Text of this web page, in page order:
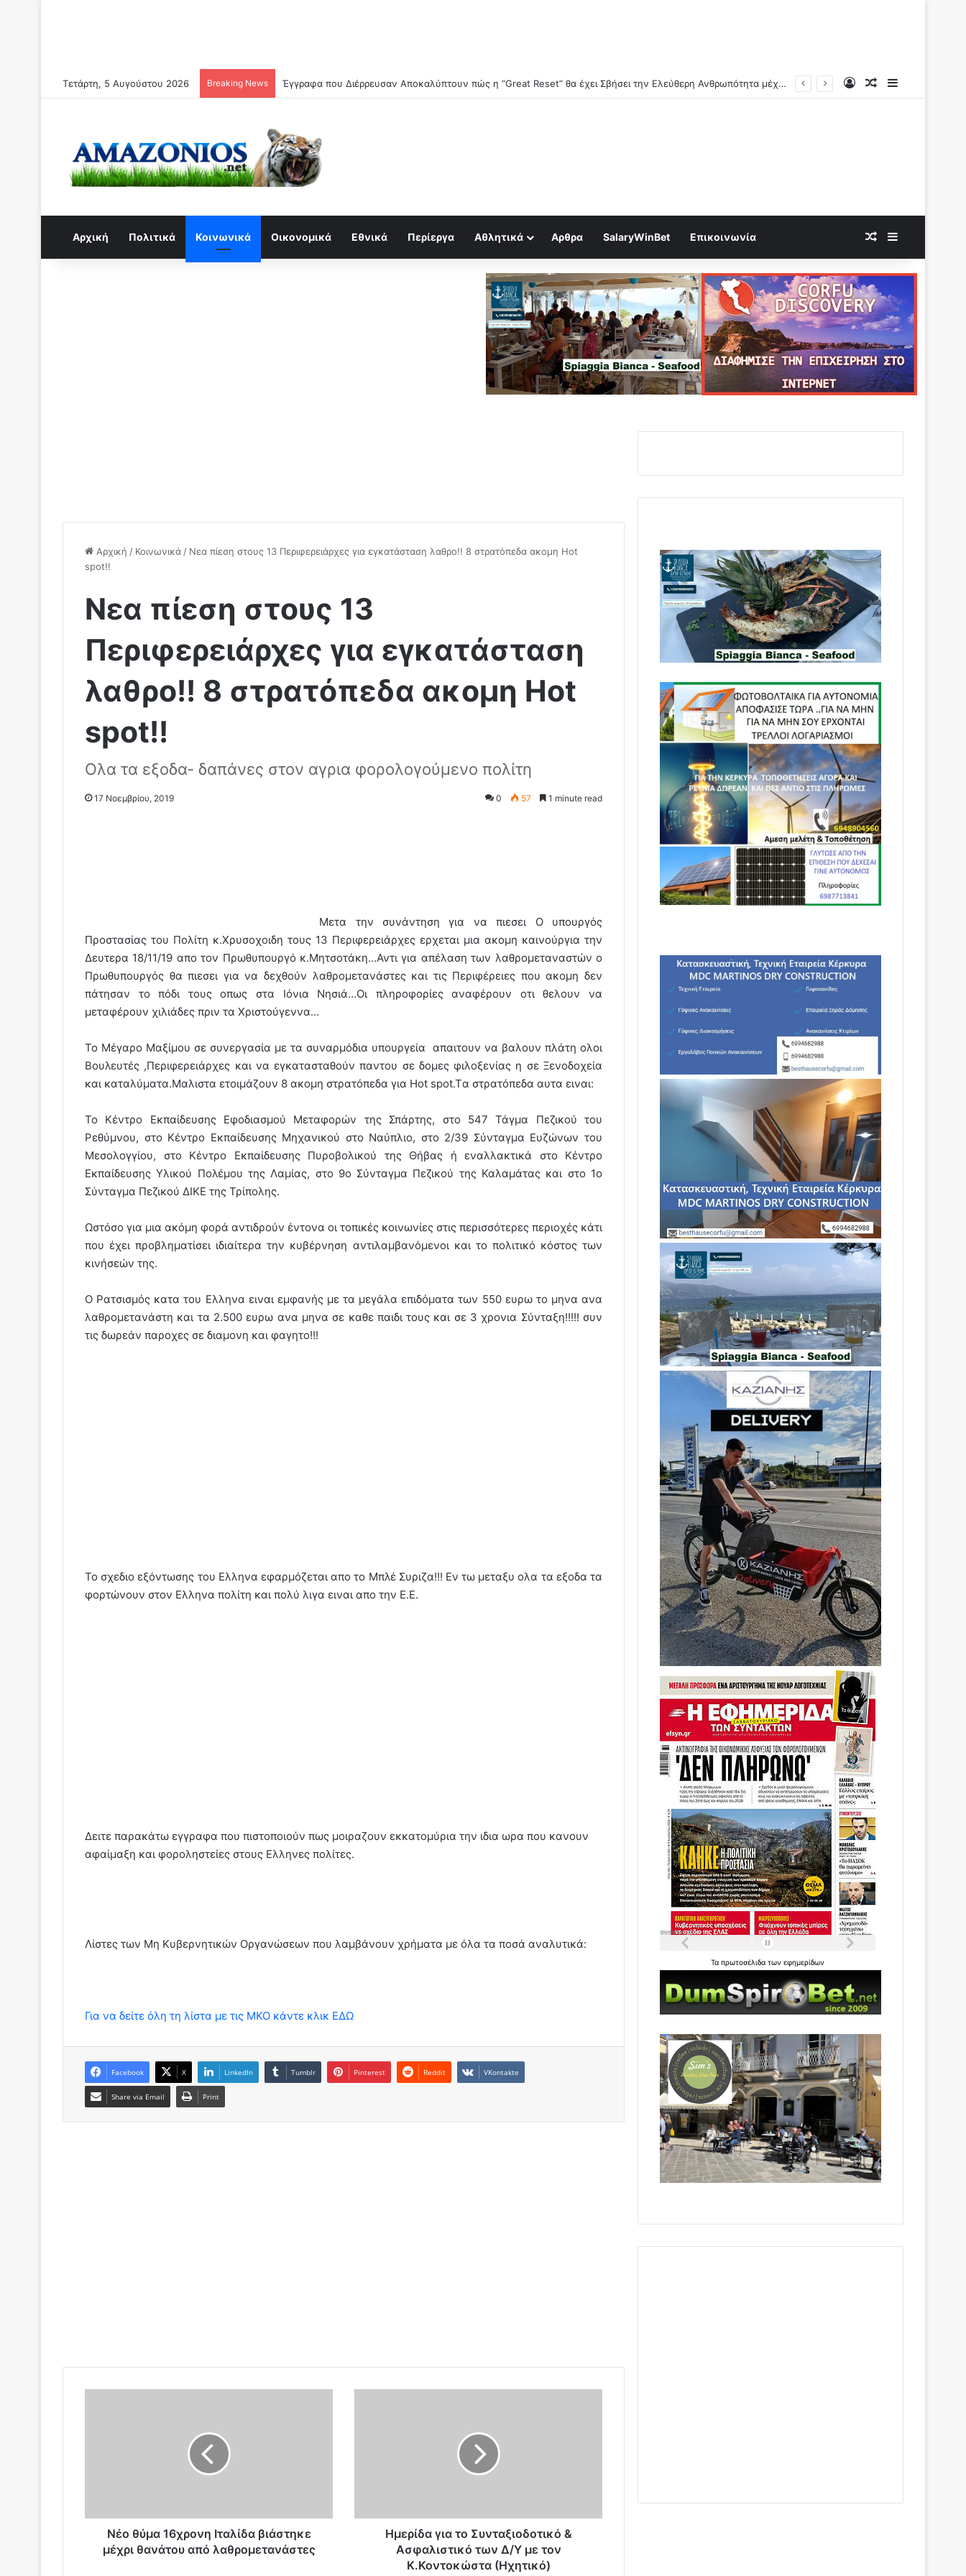
Τετάρτη, 5 Αυγούστου 2026 Breaking News Ν.Αντωνιάδης: Γνώριζαν τι συνέβαινε..Η πραγματική αιτία των αιφνίδιων θανάτων θα βεβαιώνεται και ερχονται οι μέγιστες ποινές!! Log InRandom Article
Αρχική Πολιτικά Κοινωνικά Οικονομικά Εθνικά Περίεργα Αθλητικά Αρθρα SalaryWinBet Επικοινωνία Random Article
Αρχική / Κοινωνικά / Νεα πίεση στους 13 Περιφερειάρχες για εγκατάσταση λαθρο!! 8 στρατόπεδα ακομη Hot
spot!!
Νεα πίεση στους 13
Περιφερειάρχες για εγκατάσταση
λαθρο!! 8 στρατόπεδα ακομη Hot
spot!!
Ολα τα εξοδα- δαπάνες στον αγρια φορολογούμενο πολίτη
17 Νοεμβρίου, 2019 0 57 1 minute read
Μετα την συνάντηση για να πιεσει Ο υπουργός
Προστασίας του Πολίτη κ.Χρυσοχοιδη τους 13 Περιφερειάρχες ερχεται μια ακομη καινούργια την
Δευτερα 18/11/19 απο τον Πρωθυπουργό κ.Μητσοτάκη…Αντι για απέλαση των λαθρομεταναστών ο
Πρωθυπουργός θα πιεσει για να δεχθούν λαθρομετανάστες και τις Περιφέρειες που ακομη δεν
πάτησαν το πόδι τους οπως στα Ιόνια Νησιά…Οι πληροφορίες αναφέρουν οτι θελουν να
μεταφέρουν χιλιάδες πριν τα Χριστούγεννα…
Το Μέγαρο Μαξίμου σε συνεργασία με τα συναρμόδια υπουργεία απαιτουν να βαλουν πλάτη ολοι
Βουλευτές ,Περιφερειάρχες και να εγκατασταθούν παντου σε δομες φιλοξενίας η σε Ξενοδοχεία
και καταλύματα.Μαλιστα ετοιμάζουν 8 ακομη στρατόπεδα για Hot spot.Tα στρατόπεδα αυτα ειναι:
Το Κέντρο Εκπαίδευσης Εφοδιασμού Μεταφορών της Σπάρτης, στο 547 Τάγμα Πεζικού του
Ρεθύμνου, στο Κέντρο Εκπαίδευσης Μηχανικού στο Ναύπλιο, στο 2/39 Σύνταγμα Ευζώνων του
Μεσολογγίου, στο Κέντρο Εκπαίδευσης Πυροβολικού της Θήβας ή εναλλακτικά στο Κέντρο
Εκπαίδευσης Υλικού Πολέμου της Λαμίας, στο 9ο Σύνταγμα Πεζικού της Καλαμάτας και στο 1ο
Σύνταγμα Πεζικού ΔΙΚΕ της Τρίπολης.
Ωστόσο για μια ακόμη φορά αντιδρούν έντονα οι τοπικές κοινωνίες στις περισσότερες περιοχές κάτι
που έχει προβληματίσει ιδιαίτερα την κυβέρνηση αντιλαμβανόμενοι και το πολιτικό κόστος των
κινήσεών της.
Ο Ρατσισμός κατα του Ελληνα ειναι εμφανής με τα μεγάλα επιδόματα των 550 ευρω το μηνα ανα
λαθρομετανάστη και τα 2.500 ευρω ανα μηνα σε καθε παιδι τους και σε 3 χρονια Σύνταξη!!!!! συν
τις δωρεάν παροχες σε διαμονη και φαγητο!!!
Το σχεδιο εξόντωσης του Ελληνα εφαρμόζεται απο το Μπλέ Συριζα!!! Εν τω μεταξυ ολα τα εξοδα τα
φορτώνουν στον Ελληνα πολίτη και πολύ λιγα ειναι απο την Ε.Ε.
Δειτε παρακάτω εγγραφα που πιστοποιούν πως μοιραζουν εκκατομύρια την ιδια ωρα που κανουν
αφαίμαξη και φοροληστείες στους Ελληνες πολίτες.
Λίστες των Μη Κυβερνητικών Οργανώσεων που λαμβάνουν χρήματα με όλα τα ποσά αναλυτικά:
Για να δείτε όλη τη λίστα με τις ΜΚΟ κάντε κλικ ΕΔΩ
Facebook X LinkedIn Tumblr Pinterest Reddit VKontakte
Share via Email Print
6
Νέο θύμα 16χρονη Ιταλίδα βιάστηκε
μέχρι θανάτου από λαθρομετανάστες
ι
Ημερίδα για το Συνταξιοδοτικό &
Ασφαλιστικό των Δ/Υ με τον
Κ.Κοντοκώστα (Ηχητικό)
Ταπρωτοσέλιδατωνεφημερίδων